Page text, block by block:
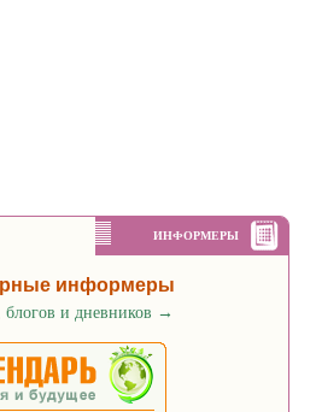
ИНФОРМЕРЫ
информеры
блогов и дневников →